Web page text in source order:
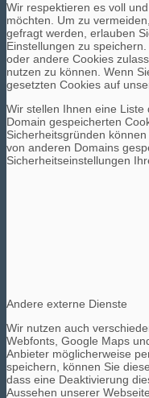
Wir respektieren es voll
möchten. Um zu
gefragt werden, erlauben
Einstellungen zu
oder andere Cookies
nutzen zu können. Wenn
gesetzten Cookies auf
Wir stellen Ihnen eine
Domain gespeicherten
Sicherheitsgründen
von anderen Domains
Sicherheitseinstellungen
Andere externe Dienste
Wir nutzen auch
Webfonts, Google Maps
Anbieter möglicherweise
speichern, können Sie
dass eine Deaktivierung
Aussehen unserer